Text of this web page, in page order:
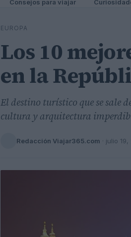
Consejos para viajar
EUROPA
Los 10
en la
El destino turístico que se sale
cultura y arquitectura
Redacción Viajar365.com · julio 19,